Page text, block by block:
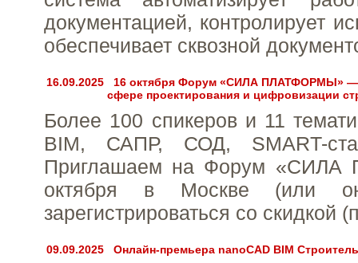
документацией, контролирует
обеспечивает сквозной
16.09.2025
16 октября Форум «СИЛА ПЛАТФОРМЫ» —
сфере проектирования и цифровизации
Более 100 спикеров и 11
BIM, САПР, СОД, SMART-
Приглашаем на Форум
октября в Москве (или
зарегистрироваться со скидкой
09.09.2025 Онлайн-премьера nanoCAD BIM